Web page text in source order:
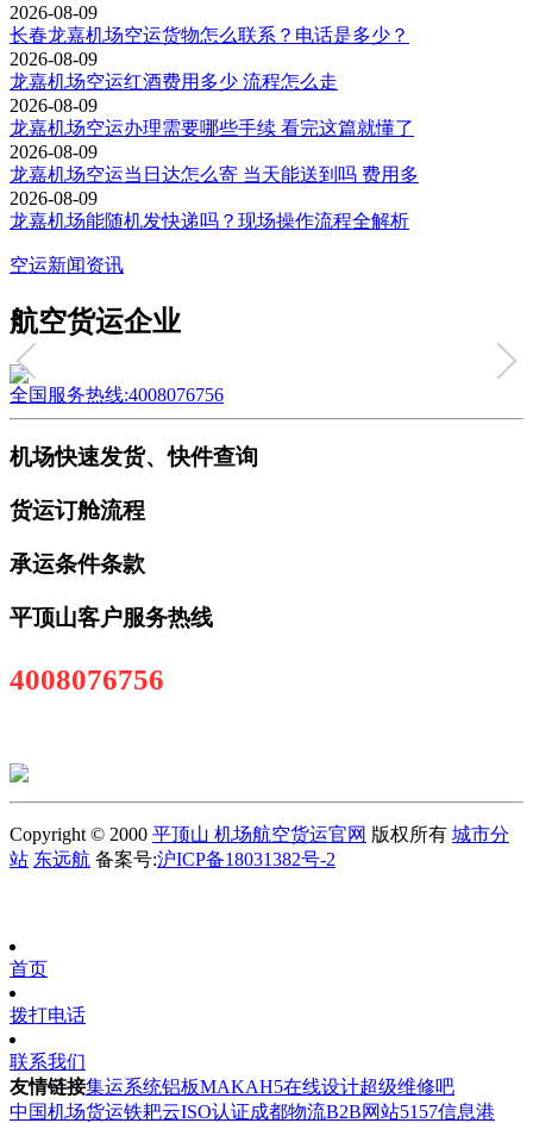
2026-08-09
长春龙嘉机场空运货物怎么联系？电话是多少？
2026-08-09
龙嘉机场空运红酒费用多少 流程怎么走
2026-08-09
龙嘉机场空运办理需要哪些手续 看完这篇就懂了
2026-08-09
龙嘉机场空运当日达怎么寄 当天能送到吗 费用多
2026-08-09
龙嘉机场能随机发快递吗？现场操作流程全解析
空运新闻资讯
航空货运企业
全国服务热线:4008076756
机场快速发货、快件查询
货运订舱流程
承运条件条款
平顶山客户服务热线
4008076756
Copyright © 2000 平顶山 机场航空货运官网 版权所有 城市分
站 东远航 备案号:沪ICP备18031382号-2
首页
拨打电话
联系我们
友情链接集运系统铝板MAKAH5在线设计超级维修吧
中国机场货运铁耙云ISO认证成都物流B2B网站5157信息港